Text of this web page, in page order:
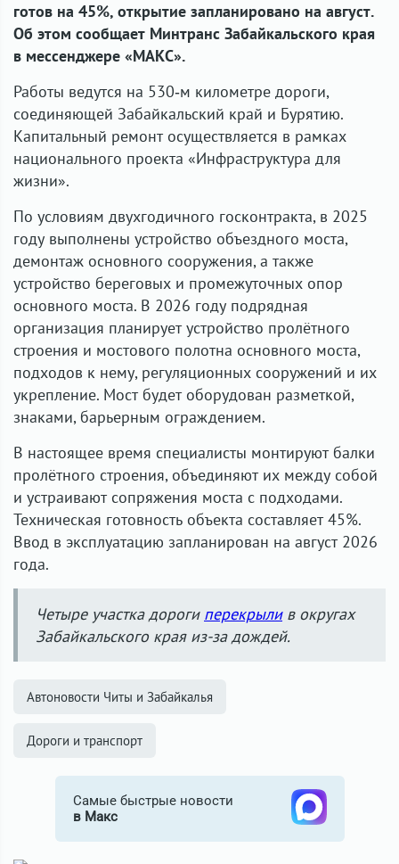
готов на 45%, открытие запланировано на август.
Об этом сообщает Минтранс Забайкальского края
в мессенджере «МАКС».
Работы ведутся на 530‑м километре дороги,
соединяющей Забайкальский край и Бурятию.
Капитальный ремонт осуществляется в рамках
национального проекта «Инфраструктура для
жизни».
По условиям двухгодичного госконтракта, в 2025
году выполнены устройство объездного моста,
демонтаж основного сооружения, а также
устройство береговых и промежуточных опор
основного моста. В 2026 году подрядная
организация планирует устройство пролётного
строения и мостового полотна основного моста,
подходов к нему, регуляционных сооружений и их
укрепление. Мост будет оборудован разметкой,
знаками, барьерным ограждением.
В настоящее время специалисты монтируют балки
пролётного строения, объединяют их между собой
и устраивают сопряжения моста с подходами.
Техническая готовность объекта составляет 45%.
Ввод в эксплуатацию запланирован на август 2026
года.
Четыре участка дороги перекрылив округах
Забайкальского края из-за дождей.
Автоновости Читы и Забайкалья
Дороги и транспорт
Самые быстрые новости
в Макс